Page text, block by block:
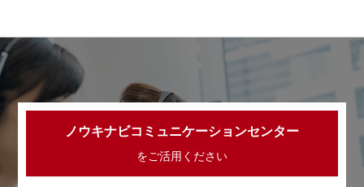
ノウキナビコミュニケーションセンター
をご活用ください